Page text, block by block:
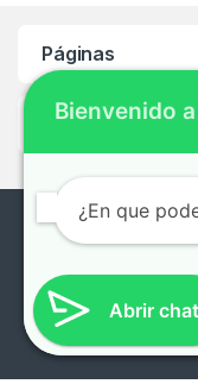
Páginas
Ayuda
¿En
Bienvenido
¿En que
Abrir chat